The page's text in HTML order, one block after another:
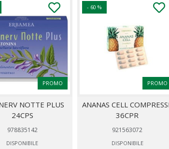
PROMO
NOTTE PLUS
24CPS
978835142
DISPONIBILE
- 60 %
PROMO
ANANAS CELL
36CPR
921563072
DISPONIBILE